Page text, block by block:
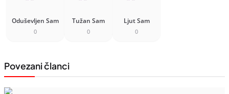
Oduševljen Sam
0
Tužan Sam
0
Ljut Sam
0
Povezani članci